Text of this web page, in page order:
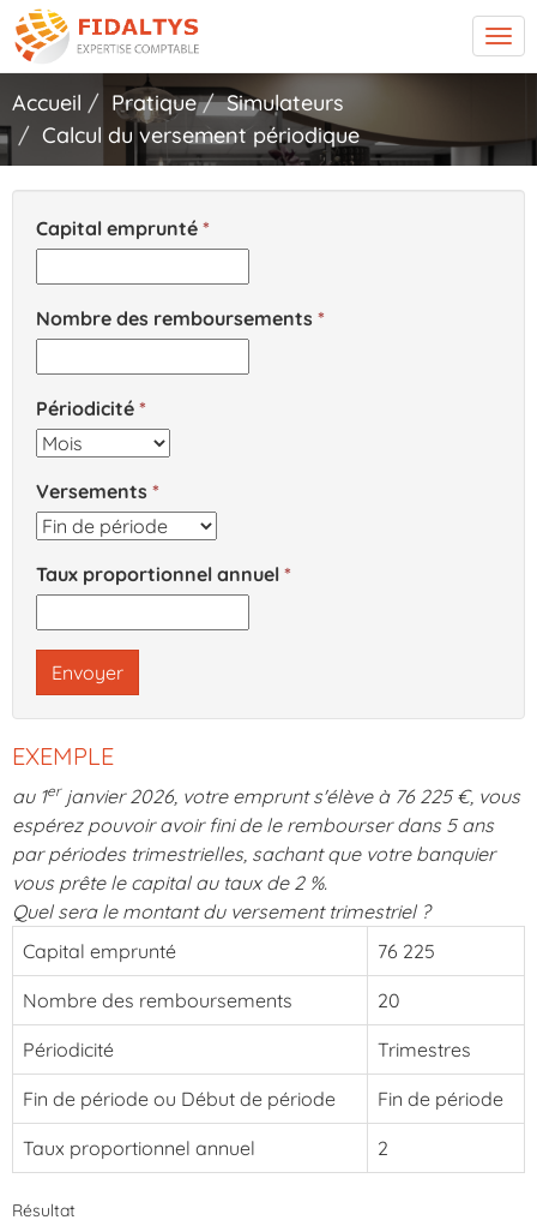
Accueil Pratique
Simulateurs
Calcul du versement périodique
Capital emprunté
Nombre des remboursements
Périodicité
Versements
Taux proportionnel annuel
Envoyer
EXEMPLE
au 1erjanvier 2026, votre emprunt s'élève à 76 225 €, vous
espérez pouvoir avoir fini de le rembourser dans 5 ans
par périodes trimestrielles, sachant que votre banquier
vous prête le capital au taux de 2 %.
Quel sera le montant du versement trimestriel ?
Capital emprunté
76 225
Nombre des remboursements 20
Périodicité Trimestres
Fin de période ou Début de période Fin de période
Taux proportionnel annuel 2
Résultat